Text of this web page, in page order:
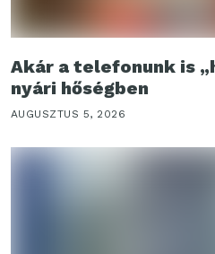
Akár a telefonunk is
nyári hőségben
AUGUSZTUS 5, 2026